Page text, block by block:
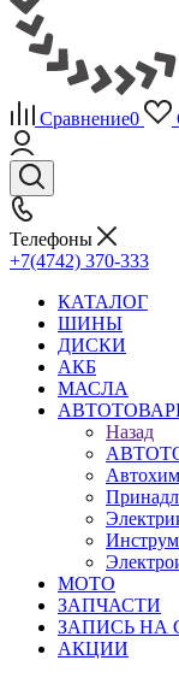
Сравнение0
Телефоны
+7(4742) 370-333
КАТАЛОГ
ШИНЫ
ДИСКИ
АКБ
МАСЛА
Назад
МОТО
ЗАПЧАСТИ
ЗАПИСЬ НА
АКЦИИ